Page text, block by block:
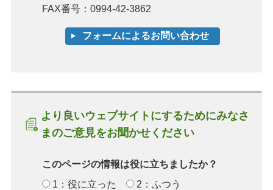
FAX番号：0994-42-3862
より良いウェブサイトにするためにみなさ
まのご意見をお聞かせください
このページの情報は役に立ちましたか？
1：役に立った
2：ふつう